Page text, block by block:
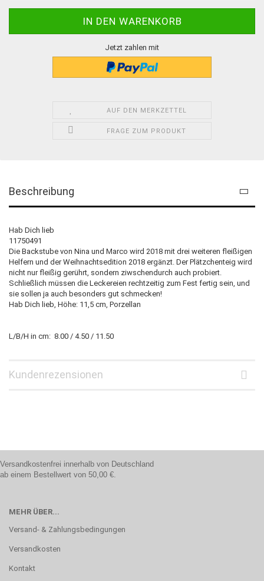
Jetzt zahlen mit
AUF DEN MERKZETTEL
FRAGE ZUM PRODUKT
Beschreibung
Hab Dich lieb
11750491
Die Backstube von Nina und Marco wird 2018 mit drei weiteren fleißigen
Helfern und der Weihnachtsedition 2018 ergänzt. Der Plätzchenteig wird
nicht nur fleißig gerührt, sondern ziwschendurch auch probiert.
Schließlich müssen die Leckereien rechtzeitig zum Fest fertig sein, und
sie sollen ja auch besonders gut schmecken!
Hab Dich lieb, Höhe: 11,5 cm, Porzellan
L/B/H in cm: 8.00 / 4.50 / 11.50
Kundenrezensionen
Versandkostenfrei innerhalb von Deutschland
ab einem Bestellwert von 50,00 €.
MEHR ÜBER...
Versand- & Zahlungsbedingungen
Versandkosten
Kontakt